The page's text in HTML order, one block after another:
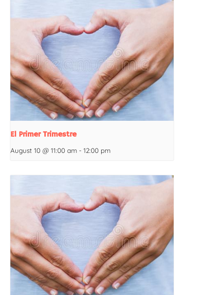
El Primer Trimestre
August 10 @ 11:00 am - 12:00 pm